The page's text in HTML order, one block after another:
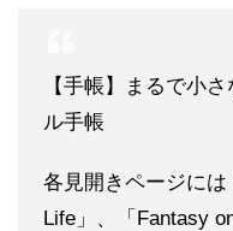
【手帳】まるで小
ル手帳
各見開きページには
Life」、「Fantasy